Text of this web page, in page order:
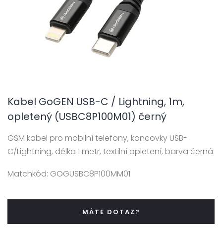
Kabel GoGEN USB-C / Lightning, 1m,
opletený (USBC8P100M01) černý
GSM kabel pro mobilní telefony, koncovky USB-
C/Lightning, délka 1 metr, textilní opletení, barva černá
Matchkód: GOGUSBC8P100MM01
MÁTE DOTAZ?